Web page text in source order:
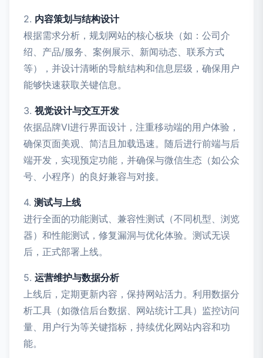
2. 内容策划与结构设计
根据需求分析，规划网站的核心板块（如：公司介
绍、产品/服务、案例展示、新闻动态、联系方式
等），并设计清晰的导航结构和信息层级，确保用户
能够快速获取关键信息。
3. 视觉设计与交互开发
依据品牌VI进行界面设计，注重移动端的用户体验，
确保页面美观、简洁且加载迅速。随后进行前端与后
端开发，实现预定功能，并确保与微信生态（如公众
号、小程序）的良好兼容与对接。
4. 测试与上线
进行全面的功能测试、兼容性测试（不同机型、浏览
器）和性能测试，修复漏洞与优化体验。测试无误
后，正式部署上线。
5. 运营维护与数据分析
上线后，定期更新内容，保持网站活力。利用数据分
析工具（如微信后台数据、网站统计工具）监控访问
量、用户行为等关键指标，持续优化网站内容和功
能。